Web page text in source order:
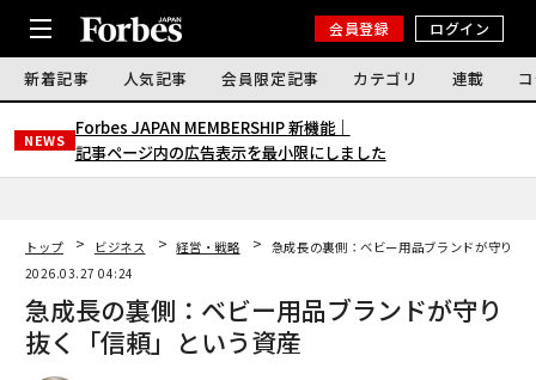
会員登録 ログイン
新着記事 人気記事 会員限定記事 カテゴリ 連載
NEWS
Forbes JAPAN MEMBERSHIP 新機能｜
記事ページ内の広告表示を最小限にしました
トップ ビジネス 経営・戦略
急成長の裏側：ベビー用品ブランドが守り抜
2026.03.27 04:24
急成長の裏側：ベビー用品ブランドが守り
抜く「信頼」という資産